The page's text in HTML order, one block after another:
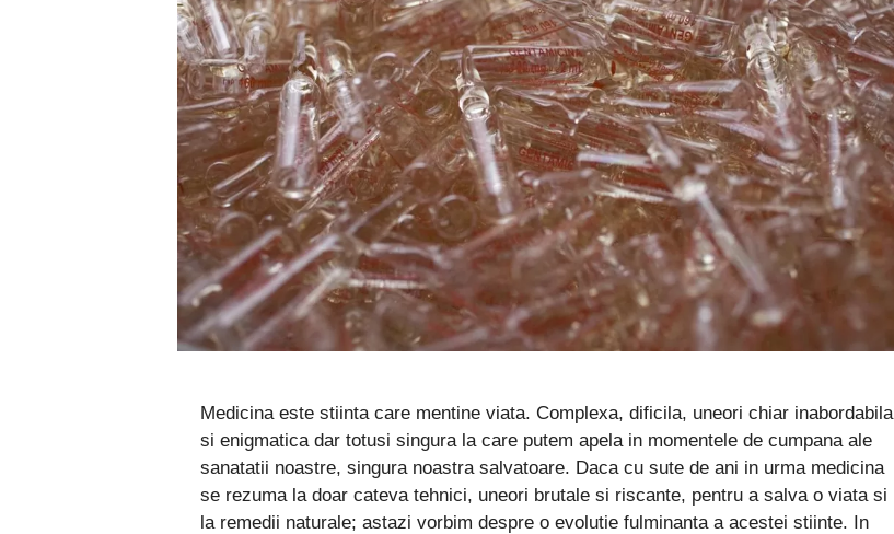
Medicina este stiinta care mentine viata. Complexa, dificila, uneori chiar inabordabila
si enigmatica dar totusi singura la care putem apela in momentele de cumpana ale
sanatatii noastre, singura noastra salvatoare. Daca cu sute de ani in urma medicina
se rezuma la doar cateva tehnici, uneori brutale si riscante, pentru a salva o viata si
la remedii naturale; astazi vorbim despre o evolutie fulminanta a acestei stiinte. In